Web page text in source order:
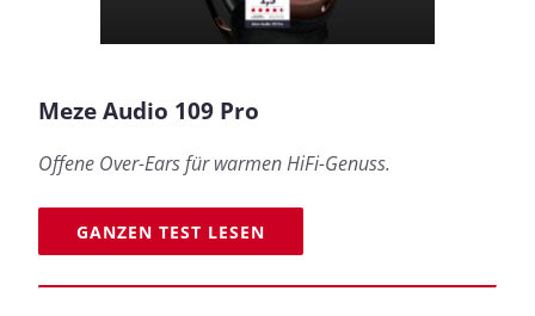
Meze Audio 109 Pro
Offene Over-Ears für warmen HiFi-Genuss.
GANZEN TEST LESEN